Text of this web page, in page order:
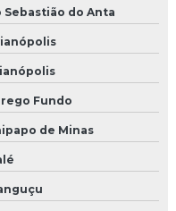
Sebastião do Anta
Fundo
de Minas